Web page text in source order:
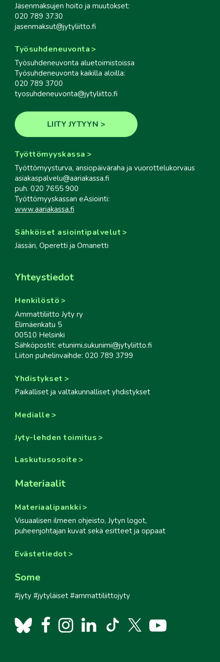
Jäsenmaksujen hoito ja muutokset:
020 789 3730
jasenmaksut@jytyliitto.fi
Työsuhdeneuvonta
Työsuhdeneuvonta aluetoimistoissa
Työsuhdeneuvonta kaikilla aloilla:
020 789 3700
tyosuhdeneuvonta@jytyliitto.fi
LIITY JYTYYN
Työttömyyskassa
Työttömyysturva, ansiopäiväraha ja vuorottelukorvaus
asiakaspalvelu@aariakassa.fi
puh. 020 7655 900
Työttömyyskassan eAsiointi:
www.aariakassa.fi
Sähköiset asiointipalvelut
Jässäri, Operetti ja Omanetti
Yhteystiedot
Henkilöstö
Ammattiliitto Jyty ry
Elimäenkatu 5
00510 Helsinki
Sähköpostit: etunimi.sukunimi@jytyliitto.fi
Liiton puhelinvaihde: 020 789 3799
Yhdistykset
Paikalliset ja valtakunnalliset yhdistykset
Medialle
Jyty-lehden toimitus
Laskutusosoite
Materiaalit
Materiaalipankki
Visuaalisen ilmeen ohjeisto, Jytyn logot,
puheenjohtajan kuvat sekä esitteet ja oppaat
Evästetiedot
Some
#jyty #jytyläiset #ammattiliittojyty